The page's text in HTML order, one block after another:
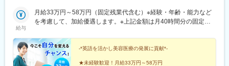
給与
月給33万円～58万円（固定残業代含む）※経験・年齢・能力など
を考慮して、加給優遇します。※上記金額は月40時間分の固定残
は別途支給します。
-*英語を活かし美容医療の発展に貢献*-
★未経験歓迎！月給33万円～58万円